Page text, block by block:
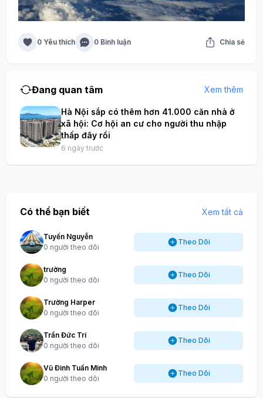
0 Yêu thích 0 Bình luận Chia sẻ
Đang quan tâm Xem thêm
Hà Nội sắp có thêm hơn 41.000 căn nhà ở
xã hội: Cơ hội an cư cho người thu nhập
thấp đây rồi
6 ngày trước
Có thể bạn biết Xem tất cả
Tuyến Nguyễn
0 người theo dõi
Theo Dõi
trường
0 người theo dõi
Theo Dõi
Trường Harper
0 người theo dõi
Theo Dõi
Trần Đức Trí
0 người theo dõi
Theo Dõi
Vũ Đình Tuấn Minh
0 người theo dõi
Theo Dõi